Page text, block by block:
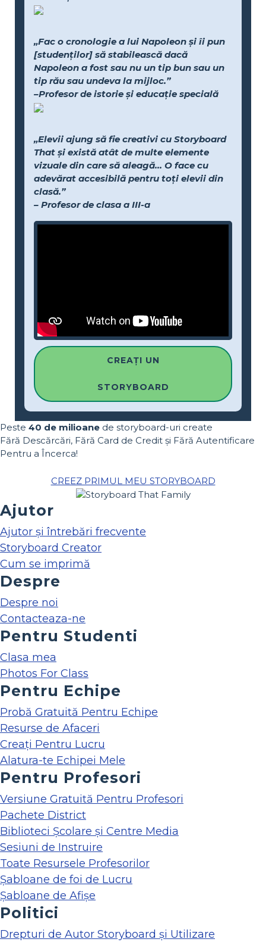
„Fac o cronologie a lui Napoleon și îi pun
[studenților] să stabilească dacă
Napoleon a fost sau nu un tip bun sau un
tip rău sau undeva la mijloc.”
–Profesor de istorie și educație specială
„Elevii ajung să fie creativi cu Storyboard
That și există atât de multe elemente
vizuale din care să aleagă... O face cu
adevărat accesibilă pentru toți elevii din
clasă.”
– Profesor de clasa a III-a
CREAȚI UN
STORYBOARD
Peste 40 de milioane de storyboard-uri create
Fără Descărcări, Fără Card de Credit și Fără Autentificare
Pentru a Încerca!
CREEZ PRIMUL MEU STORYBOARD
Ajutor
Ajutor și întrebări frecvente
Storyboard Creator
Cum se imprimă
Despre
Despre noi
Contacteaza-ne
Pentru Studenti
Clasa mea
Photos For Class
Pentru Echipe
Probă Gratuită Pentru Echipe
Resurse de Afaceri
Creați Pentru Lucru
Alatura-te Echipei Mele
Pentru Profesori
Versiune Gratuită Pentru Profesori
Pachete District
Biblioteci Școlare și Centre Media
Sesiuni de Instruire
Toate Resursele Profesorilor
Șabloane de foi de Lucru
Șabloane de Afișe
Politici
Drepturi de Autor Storyboard și Utilizare